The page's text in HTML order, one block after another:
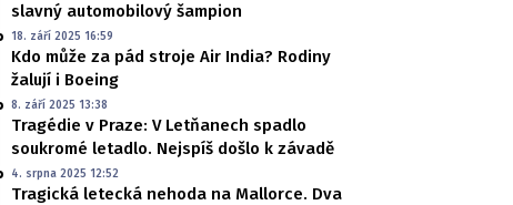
slavný automobilový šampion
18. září 2025 16:59
Kdo může za pád stroje Air India? Rodiny
žalují i Boeing
8. září 2025 13:38
Tragédie v Praze: V Letňanech spadlo
soukromé letadlo. Nejspíš došlo k závadě
4. srpna 2025 12:52
Tragická letecká nehoda na Mallorce. Dva